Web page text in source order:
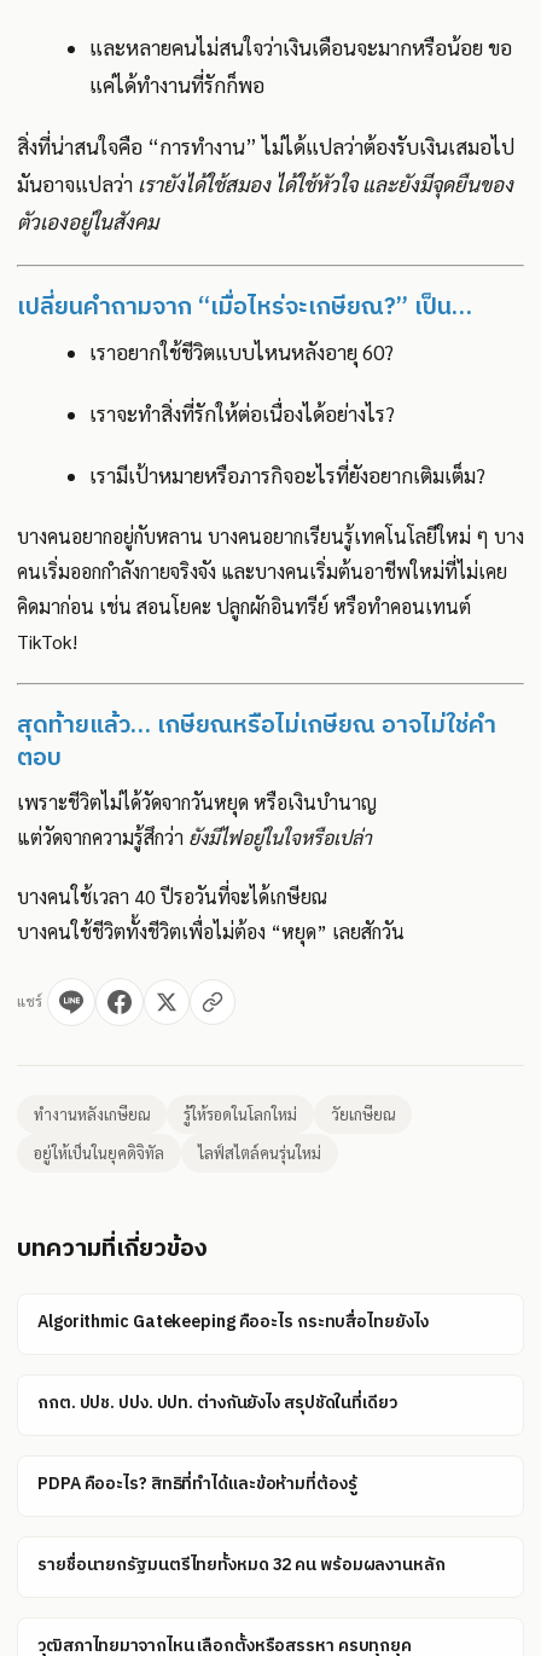
และหลายคนไม่สนใจว่าเงินเดือนจะมากหรือน้อย ขอ
แค่ได้ทำงานที่รักก็พอ
สิ่งที่น่าสนใจคือ “การทำงาน” ไม่ได้แปลว่าต้องรับเงินเสมอไป
มันอาจแปลว่า เรายังได้ใช้สมอง ได้ใช้หัวใจ และยังมีจุดยืนของ
ตัวเองอยู่ในสังคม
เปลี่ยนคำถามจาก “เมื่อไหร่จะเกษียณ?” เป็น…
เราอยากใช้ชีวิตแบบไหนหลังอายุ 60?
เราจะทำสิ่งที่รักให้ต่อเนื่องได้อย่างไร?
เรามีเป้าหมายหรือภารกิจอะไรที่ยังอยากเติมเต็ม?
บางคนอยากอยู่กับหลาน บางคนอยากเรียนรู้เทคโนโลยีใหม่ ๆ บาง
คนเริ่มออกกำลังกายจริงจัง และบางคนเริ่มต้นอาชีพใหม่ที่ไม่เคย
คิดมาก่อน เช่น สอนโยคะ ปลูกผักอินทรีย์ หรือทำคอนเทนต์
TikTok!
สุดท้ายแล้ว… เกษียณหรือไม่เกษียณ อาจไม่ใช่คำ
ตอบ
เพราะชีวิตไม่ได้วัดจากวันหยุด หรือเงินบำนาญ
แต่วัดจากความรู้สึกว่า ยังมีไฟอยู่ในใจหรือเปล่า
บางคนใช้เวลา 40 ปีรอวันที่จะได้เกษียณ
บางคนใช้ชีวิตทั้งชีวิตเพื่อไม่ต้อง “หยุด” เลยสักวัน
แชร์
ทำงานหลังเกษียณ รู้ให้รอดในโลกใหม่
วัยเกษียณ
อยู่ให้เป็นในยุคดิจิทัล
ไลฟ์สไตล์คนรุ่นใหม่
บทความที่เกี่ยวข้อง
Algorithmic Gatekeeping คืออะไร กระทบสื่อไทยยังไง
กกต. ปปช. ปปง. ปปท. ต่างกันยังไง สรุปชัดในที่เดียว
PDPA คืออะไร? สิทธิที่ทำได้และข้อห้ามที่ต้องรู้
รายชื่อนายกรัฐมนตรีไทยทั้งหมด 32 คน พร้อมผลงานหลัก
วุฒิสภาไทยมาจากไหน เลือกตั้งหรือสรรหา ครบทุกยุค